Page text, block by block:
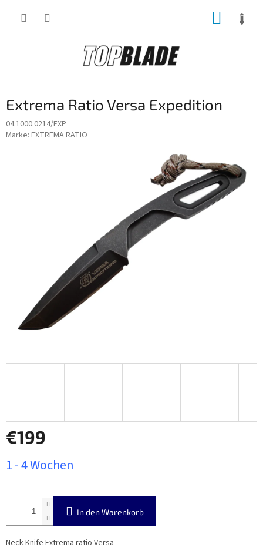
Extrema Ratio Versa Expedition
04.1000.0214/EXP
Marke: EXTREMA RATIO
€199
1 - 4 Wochen
In den Warenkorb
Neck Knife Extrema ratio Versa